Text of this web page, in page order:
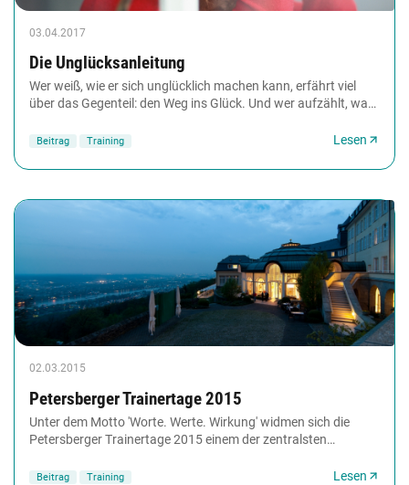
03.04.2017
Die Unglücks­anleitung
Wer weiß, wie er sich unglücklich machen kann, erfährt viel
über das Gegenteil: den Weg ins Glück. Und wer aufzählt, was
Beitrag Training Lesen
02.03.2015
Petersberger Trainertage 2015
Unter dem Motto 'Worte. Werte. Wirkung' widmen sich die
Petersberger Trainertage 2015 einem der zentralsten
Beitrag Training Lesen